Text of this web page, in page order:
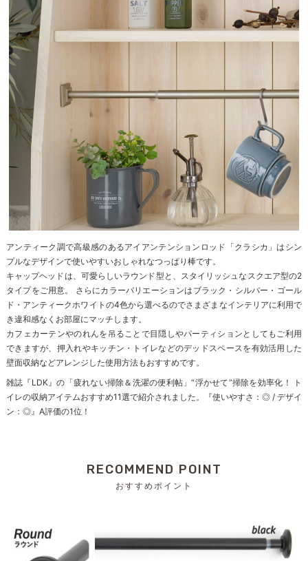
アンティーク調で高級感のあるアイアンテンションロッド「クラシカ」はシン
プルなデザインで使いやすいおしゃれなつっぱり棒です。
キャップヘッドは、可愛らしいラウンド型と、スタイリッシュなスクエア型の2
タイプをご用意。 さらにカラーバリエーションはブラック・シルバー・ゴール
ド・アンティークホワイトの4色から選べるのでさまざまなインテリアに利用で
き違和感なくお部屋にマッチします。
カフェカーテンやのれんを吊ることで目隠しやパーティションとしてもご利用
できますが、押入れやキッチン・トイレなどのデッドスペースを有効活用した
壁面収納などアレンジした使用方法もおすすめです。
雑誌『LDK』の「疲れない掃除＆洗濯の便利帖」“浮かせて”掃除を効率化！ ト
イレの収納アイテムおすすめ11選で紹介されました。『使いやすさ：◎ / デザイ
ン：◎』A評価の1位！
RECOMMEND POINT
おすすめポイント